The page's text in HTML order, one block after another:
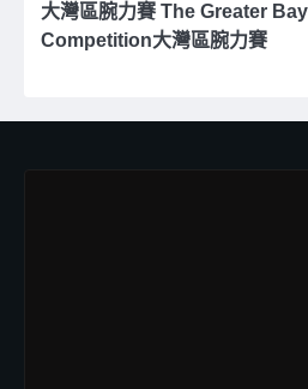
大灣區腕力賽 The Greater
Competition大灣區腕力賽